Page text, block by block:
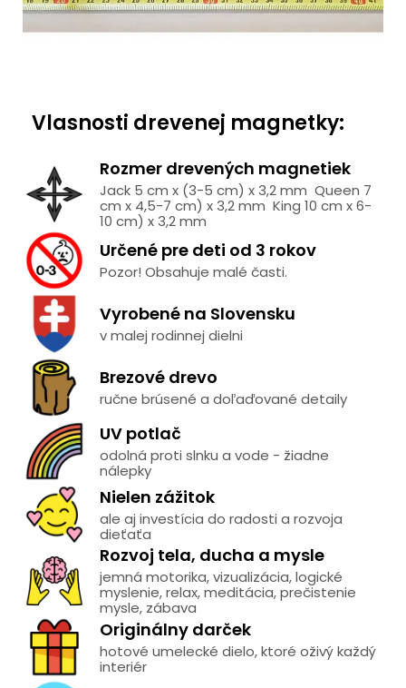
Vlasnosti drevenej magnetky:
Rozmer drevených magnetiek
Jack 5 cm x (3-5 cm) x 3,2 mm Queen 7
cm x 4,5-7 cm) x 3,2 mm King 10 cm x 6-
10 cm) x 3,2 mm
Určené pre deti od 3 rokov
Pozor! Obsahuje malé časti.
Vyrobené na Slovensku
v malej rodinnej dielni
Brezové drevo
ručne brúsené a doľaďované detaily
UV potlač
odolná proti slnku a vode - žiadne
nálepky
Nielen zážitok
ale aj investícia do radosti a rozvoja
dieťaťa
Rozvoj tela, ducha a mysle
jemná motorika, vizualizácia, logické
myslenie, relax, meditácia, prečistenie
mysle, zábava
Originálny darček
hotové umelecké dielo, ktoré oživý každý
interiér